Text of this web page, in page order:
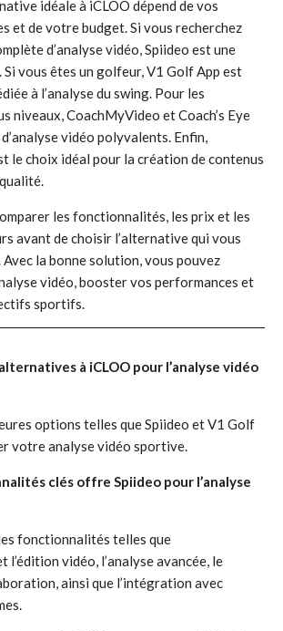
idéale à iCLOO dépend de vos
et de votre budget. Si vous recherchez
d’analyse vidéo, Spiideo est une
vous êtes un golfeur, V1 Golf App est
à l’analyse du swing. Pour les
niveaux, CoachMyVideo et Coach’s Eye
vidéo polyvalents. Enfin,
le choix idéal pour la création de contenus
les fonctionnalités, les prix et les
avant de choisir l’alternative qui vous
la bonne solution, vous pouvez
vidéo, booster vos performances et
sportifs.
à iCLOO pour l’analyse vidéo
options telles que Spiideo et V1 Golf
votre analyse vidéo sportive.
clés offre Spiideo pour l’analyse
fonctionnalités telles que
l’édition vidéo, l’analyse avancée, le
ainsi que l’intégration avec